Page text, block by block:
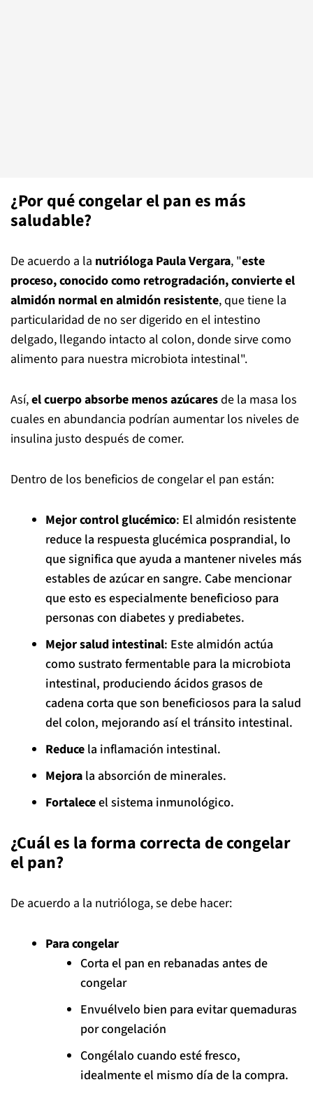
¿Por qué congelar el pan es más
saludable?
De acuerdo a la nutrióloga Paula Vergara, "este
proceso, conocido como retrogradación, convierte el
almidón normal en almidón resistente, que tiene la
particularidad de no ser digerido en el intestino
delgado, llegando intacto al colon, donde sirve como
alimento para nuestra microbiota intestinal".
Así,el cuerpo absorbe menos azúcaresde la masa los
cuales en abundancia podrían aumentar los niveles de
insulina justo después de comer.
Dentro de los beneficios de congelar el pan están:
Mejor control glucémico: El almidón resistente
reduce la respuesta glucémica posprandial, lo
que significa que ayuda a mantener niveles más
estables de azúcar en sangre. Cabe mencionar
que esto es especialmente beneficioso para
personas con diabetes y prediabetes.
Mejor salud intestinal: Este almidón actúa
como sustrato fermentable para la microbiota
intestinal, produciendo ácidos grasos de
cadena corta que son beneficiosos para la salud
del colon, mejorando así el tránsito intestinal.
Reduce la inflamación intestinal.
Mejora la absorción de minerales.
Fortaleceel sistema inmunológico.
¿Cuál es la forma correcta de congelar
el pan?
De acuerdo a la nutrióloga, se debe hacer:
Para congelar
Corta el pan en rebanadas antes de
congelar
Envuélvelo bien para evitar quemaduras
por congelación
Congélalo cuando esté fresco,
idealmente el mismo día de la compra.